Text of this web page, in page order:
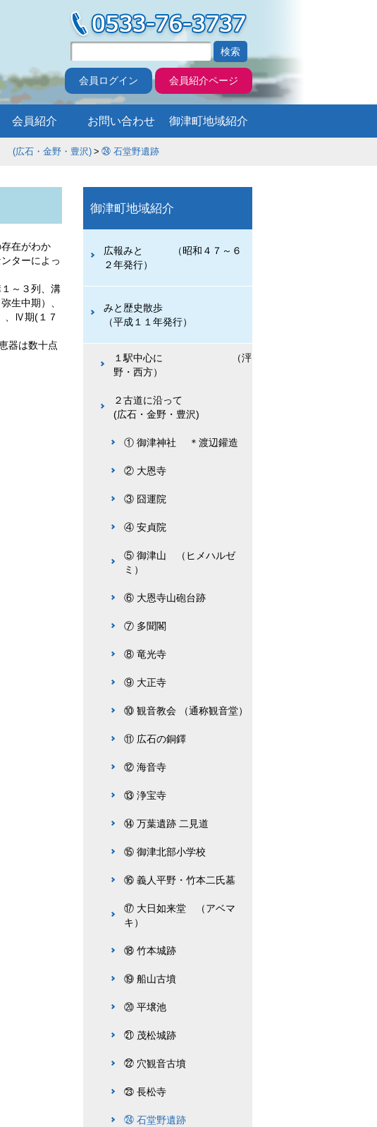
会員ログイン 会員紹介ページ
会員紹介 お問い合わせ 御津町地域紹介
・金野・豊沢) ㉔ 石堂野遺跡
在がわか
ターによっ
～３列、溝
生中期）、
、Ⅳ期(１７
器は数十点
御津町地域紹介
広報みと （昭和４７～６
２年発行）
みと歴史散歩
（平成１１年発行）
１駅中心に （泙
野・西方）
２古道に沿って
(広石・金野・豊沢)
① 御津神社 ＊渡辺鑵造
② 大恩寺
③ 囧運院
④ 安貞院
⑤ 御津山 （ヒメハルゼ
ミ）
⑥ 大恩寺山砲台跡
⑦ 多聞閣
⑧ 竜光寺
⑨ 大正寺
⑩ 観音教会 （通称観音堂）
⑪ 広石の銅鐸
⑫ 海音寺
⑬ 浄宝寺
⑭ 万葉遺跡 二見道
⑮ 御津北部小学校
⑯ 義人平野・竹本二氏墓
⑰ 大日如来堂 （アベマ
キ）
⑱ 竹本城跡
⑲ 船山古墳
⑳ 平壌池
㉑ 茂松城跡
㉒ 穴観音古墳
㉓ 長松寺
㉔ 石堂野遺跡